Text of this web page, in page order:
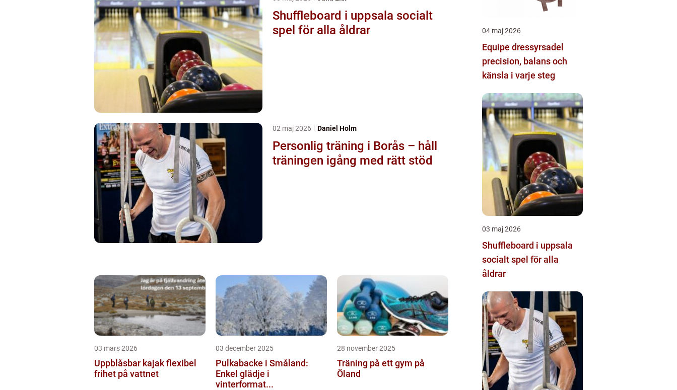
Shuffleboard i uppsala socialt
spel för alla åldrar
02 maj 2026 Daniel Holm
Personlig träning i Borås – håll
träningen igång med rätt stöd
03 mars 2026
Uppblåsbar kajak flexibel
frihet på vattnet
03 december 2025
Pulkabacke i Småland:
Enkel glädje i
vinterformat...
28 november 2025
Träning på ett gym på
Öland
04 maj 2026
Equipe dressyrsadel
precision, balans och
känsla i varje steg
03 maj 2026
Shuffleboard i uppsala
socialt spel för alla
åldrar